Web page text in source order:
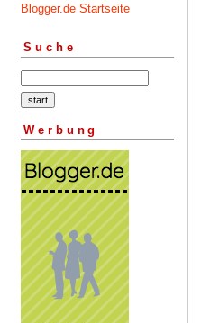
Blogger.de Startseite
Suche
Werbung